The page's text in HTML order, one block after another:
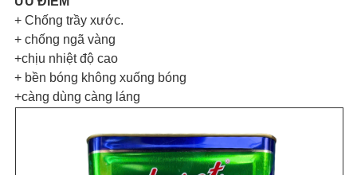
+ Chống trầy xước.
+ chống ngã vàng
+chịu nhiệt độ cao
+ bền bóng không xuống bóng
+càng dùng càng láng